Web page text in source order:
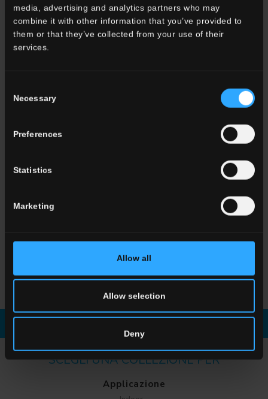
media, advertising and analytics partners who may
combine it with other information that you’ve provided to
them or that they’ve collected from your use of their
services.
Selection
Necessary
Preferences
Statistics
Marketing
Allow all
Allow selection
Deny
HTL 15 Silver
Nightfall
HTLSeventy-nine HTLBotanical
SCEGLI UNA COLLEZIONE PER
Applicazione